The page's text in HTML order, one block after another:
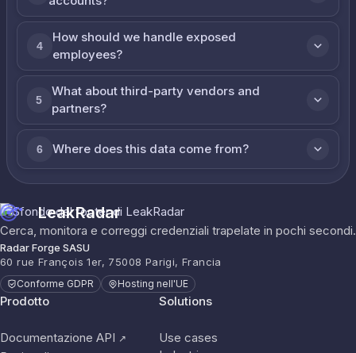
4
How should we handle exposed
employees?
5
What about third-party vendors and
partners?
6 Where does this data come from?
LeakRadar
Cerca, monitora e correggi credenziali trapelate in pochi secondi.
Radar Forge SASU
60 rue François 1er, 75008 Parigi, Francia
Conforme GDPR Hosting nell'UE
Prodotto
Documentazione API ↗
Solutions
Use cases